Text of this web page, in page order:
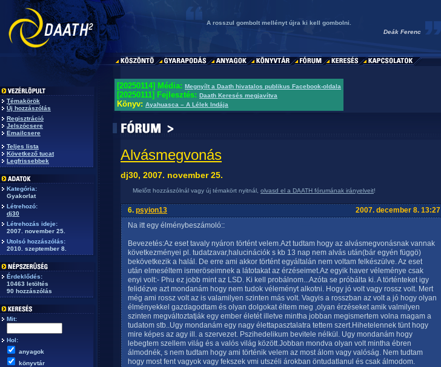
A rosszul gombolt mellényt újra ki kell gombolni.
Deák Ferenc
Témakörök
Új hozzászólás
Regisztráció
Jelszócsere
Emailcsere
Teljes lista
Következő tucat
Legfrissebbek
Kategória:
Gyakorlat
Létrehozó:
dj30
Létrehozás ideje:
2007. november 25.
Utolsó hozzászólás:
2010. szeptember 8.
Érdeklődés:
10463 letöltés
90 hozzászólás
Mit:
Hol:
anyagok
könyvtár
[20250114] Média: Megnyílt a Daath hivatalos publikus Facebook-oldala
[20250111] Fejlesztés: Daath Keresés megjavítva
Könyv: Ayahuasca – A Lélek Indája
Alvásmegvonás
dj30, 2007. november 25.
Mielőtt hozzászólnál vagy új témakört nyitnál, olvasd el a DAATH fórumának irányelveit!
6. psyion13
2007. december 8. 13:27
Na itt egy élménybeszámoló::
Bevezetés:Az eset tavaly nyáron történt velem.Azt tudtam hogy az alvásmegvonásnak vannak
következményei pl. tudatzavar,halucinációk s kb 13 nap nem alvás után(bár egyén függö)
bekövetkezik a halál. De erre ami akkor történt egyáltalán nem voltam felkészülve. Az eset
után elmeséltem ismeröseimnek a látotakat az érzéseimet.Az egyik haver véleménye csak
enyi volt:- Phu ez jobb mint az LSD. Ki kell probálnom...Azóta se próbálta ki. A történteket igy
felidézve azt mondanám hogy nem tudok véleményt alkotni. Hogy jó volt vagy rossz volt. Mert
még ami rossz volt az is valamilyen szinten más volt. Vagyis a rosszban az volt a jó hogy olyan
élményekkel gazdagodtam és olyan dolgokat éltem meg ,olyan érzéseket amik valmilyen
szinten megváltoztatják egy ember életét illetve mintha jobban megismertem volna magam a
tudatom stb..Ugy mondanám egy nagy élettapasztalatra tettem szert.Hihetelennek tünt hogy
mire képes az agy ill. a szervezet. Pszihedelikum bevitele nélkül. Ugy mondanám hogy
lebegtem szellem világ és a valós világ között.Jobban mondva olyan volt mintha ébren
álmodnék, s nem tudtam hogy ami történik velem az most álom vagy valóság. Nem tudtam
hogy most fent vagyok vagy fekszek vmi utszéli árokban öntudatlanul és csak álmodom.